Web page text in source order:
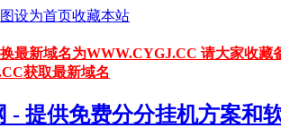
设为首页收藏本站
最新域名为WWW.CYGJ.CC 请大家收
获取最新域名